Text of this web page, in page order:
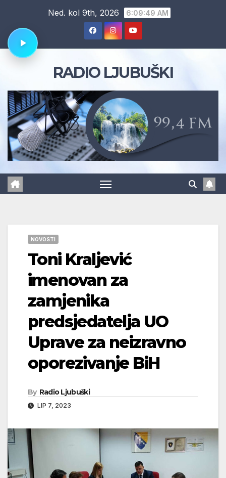
content
Ned. kol 9th, 2026 6:09:50 AM
RADIO LJUBUŠKI
NOVOSTI
Toni Kraljević
imenovan za
zamjenika
predsjedatelja UO
Uprave za neizravno
oporezivanje BiH
By Radio Ljubuški
LIP 7, 2023